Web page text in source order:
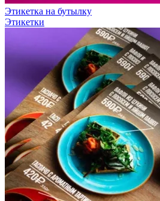
Этикетка на бутылку
Этикетки